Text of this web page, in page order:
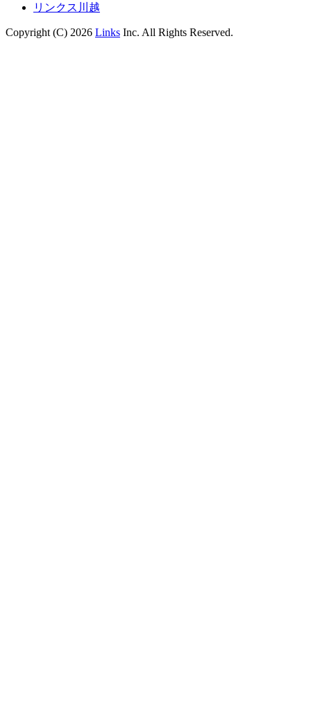
リンクス川越
Copyright (C) 2026 Links Inc. All Rights Reserved.